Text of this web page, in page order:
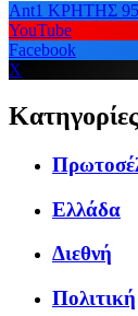
Ant1 ΚΡΗΤΗΣ
YouTube
Facebook
X
Κατηγορίες
Ελλάδα
Διεθνή
Πολιτική